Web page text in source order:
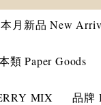
本月新品 New
類 Paper Goods
MIX 品牌